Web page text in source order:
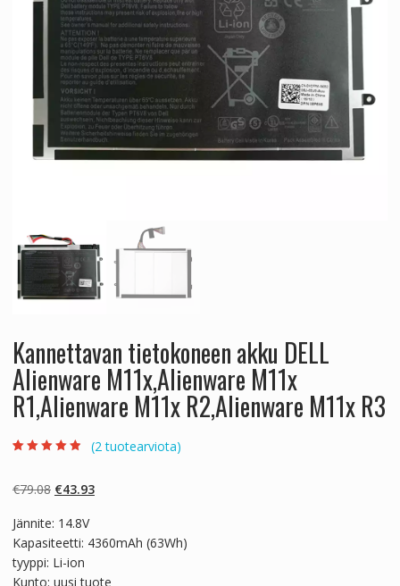
Kannettavan tietokoneen akku DELL
Alienware M11x,Alienware M11x
R1,Alienware M11x R2,Alienware M11x R3
asiakkaan
(2tuotearviota)
€79.08 Alkuperäinen
oli:
€79.08.
€43.93Nykyinen
€43.93.
Jännite: 14.8V
Kapasiteetti: 4360mAh (63Wh)
tyyppi: Li-ion
Kunto: uusi tuote